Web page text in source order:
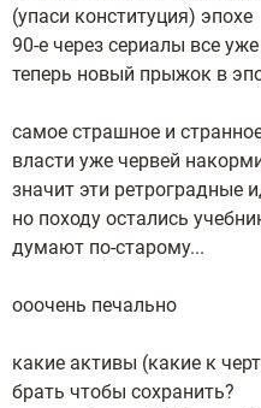
(упаси конституция) эпохе
90-е через сериалы все
теперь новый прыжок в
самое страшное и
власти уже червей
значит эти ретроградные
но походу остались
думают по-старому...
ооочень печально
какие активы (какие к
брать чтобы сохранить?